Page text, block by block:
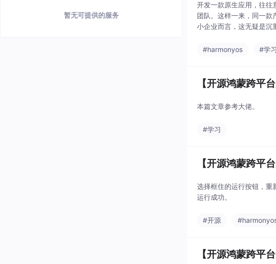
暂无可提供的服务
开发一款原生应用，往往
团队。这样一来，同一
小企业而言，这无疑是沉
#harmonyos
#学习
【开源鸿蒙跨平
本篇文章参考大佬。
#学习
【开源鸿蒙跨平
选择框住的运行按钮，
运行成功。
#开源
【开源鸿蒙跨